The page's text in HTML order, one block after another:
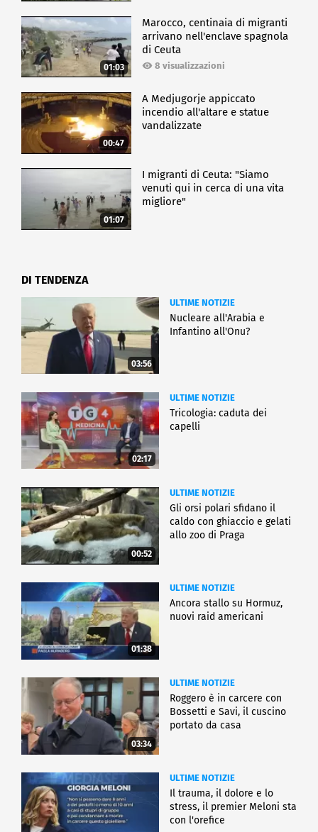
01:03
Marocco, centinaia di migranti
arrivano nell'enclave spagnola
di Ceuta
8 visualizzazioni
00:47
A Medjugorje appiccato
incendio all'altare e statue
vandalizzate
01:07
I migranti di Ceuta: "Siamo
venuti qui in cerca di una vita
migliore"
DI TENDENZA
03:56
ULTIME NOTIZIE
Nucleare all'Arabia e
Infantino all'Onu?
02:17
ULTIME NOTIZIE
Tricologia: caduta dei
capelli
00:52
ULTIME NOTIZIE
Gli orsi polari sfidano il
caldo con ghiaccio e gelati
allo zoo di Praga
01:38
ULTIME NOTIZIE
Ancora stallo su Hormuz,
nuovi raid americani
03:34
ULTIME NOTIZIE
Roggero è in carcere con
Bossetti e Savi, il cuscino
portato da casa
ULTIME NOTIZIE
Il trauma, il dolore e lo
stress, il premier Meloni sta
con l'orefice